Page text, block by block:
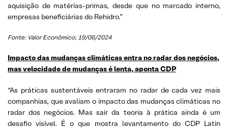
aquisição de matérias-primas, desde que no marcado interno,
empresas beneficiárias do Rehidro.”
Fonte: Valor Econômico; 19/06/2024
Impacto das mudanças climáticas entra no radar dos negócios,
mas velocidade de mudanças é lenta, aponta CDP
“As práticas sustentáveis entraram no radar de cada vez mais
companhias, que avaliam o impacto das mudanças climáticas no
radar dos negócios. Mas sair da teoria à prática ainda é um
desafio visível. É o que mostra levantamento do CDP Latin